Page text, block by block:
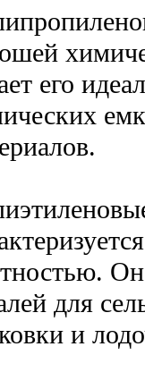
его
Он
для
и